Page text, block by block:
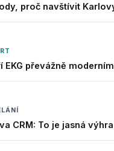
proč navštívit
EKG převážně
CRM: To je jasná výhra